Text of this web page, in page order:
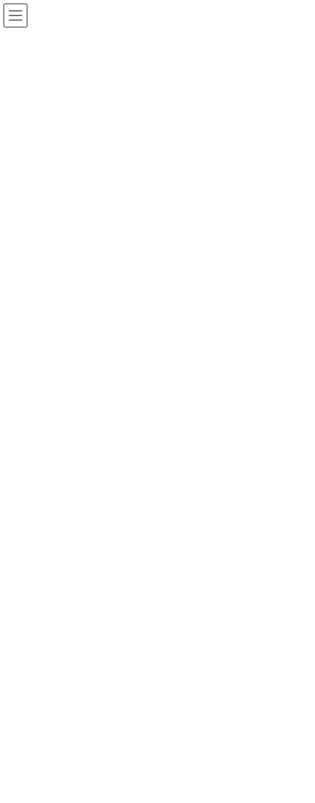
コ
ン
ナ
ビ
教材共有サイト2.0−高大連携歴史教育研究